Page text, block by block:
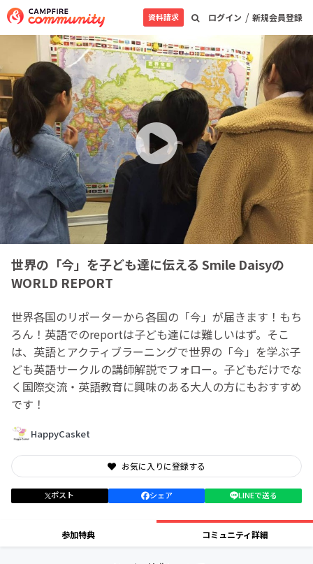
ログイン / 新規会員登録
資料請求
世界の「今」を子ども達に伝える Smile Daisyの
WORLD REPORT
世界各国のリポーターから各国の「今」が届きます！もち
ろん！英語でのreportは子ども達には難しいはず。そこ
は、英語とアクティブラーニングで世界の「今」を学ぶ子
ども英語サークルの講師解説でフォロー。子どもだけでな
く国際交流・英語教育に興味のある大人の方にもおすすめ
です！
HappyCasket
お気に入りに登録する
ポスト シェア LINEで送る
参加特典 コミュニティ詳細